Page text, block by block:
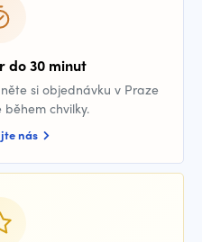
do 30 minut
si objednávku v Praze
chvilky.
nás